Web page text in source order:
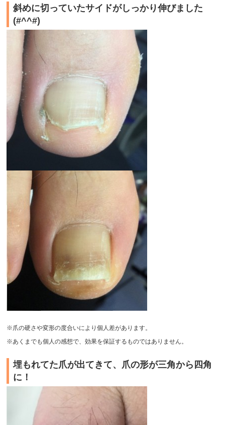
斜めに切っていたサイドがしっかり伸びました
(#^^#)
※爪の硬さや変形の度合いにより個人差があります。
※あくまでも個人の感想で、効果を保証するものではありません。
埋もれてた爪が出てきて、爪の形が三角から四角
に！